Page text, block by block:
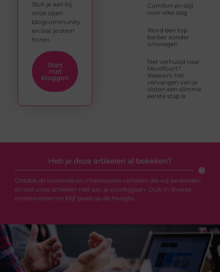
Comfort en stijl
voor elke dag
Word een top
barber zonder
omwegen
Net verhuisd naar
Montfoort?
Waarom het
vervangen van je
sloten een slimme
eerste stap is
Sluit je aan bij
onze open
blogcommunity
en laat je stem
horen.
Start
met
bloggen
Heb je deze artikelen al bekeken?
Ontdek de boeiende en interessante verhalen die wij aanbieden
en laat onze artikelen niet aan je voorbijgaan. Duik in diverse
onderwerpen en blijf goed op de hoogte.